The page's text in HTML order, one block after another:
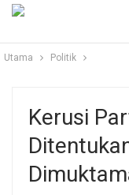
Utama Politik
Kerusi